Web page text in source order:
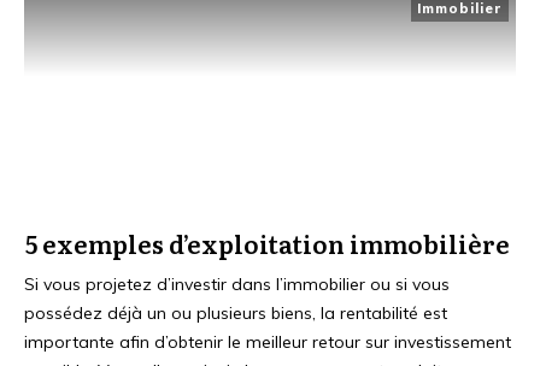
Immobilier
5 exemples d’exploitation immobilière
Si vous projetez d’investir dans l’immobilier ou si vous
possédez déjà un ou plusieurs biens, la rentabilité est
importante afin d’obtenir le meilleur retour sur investissement